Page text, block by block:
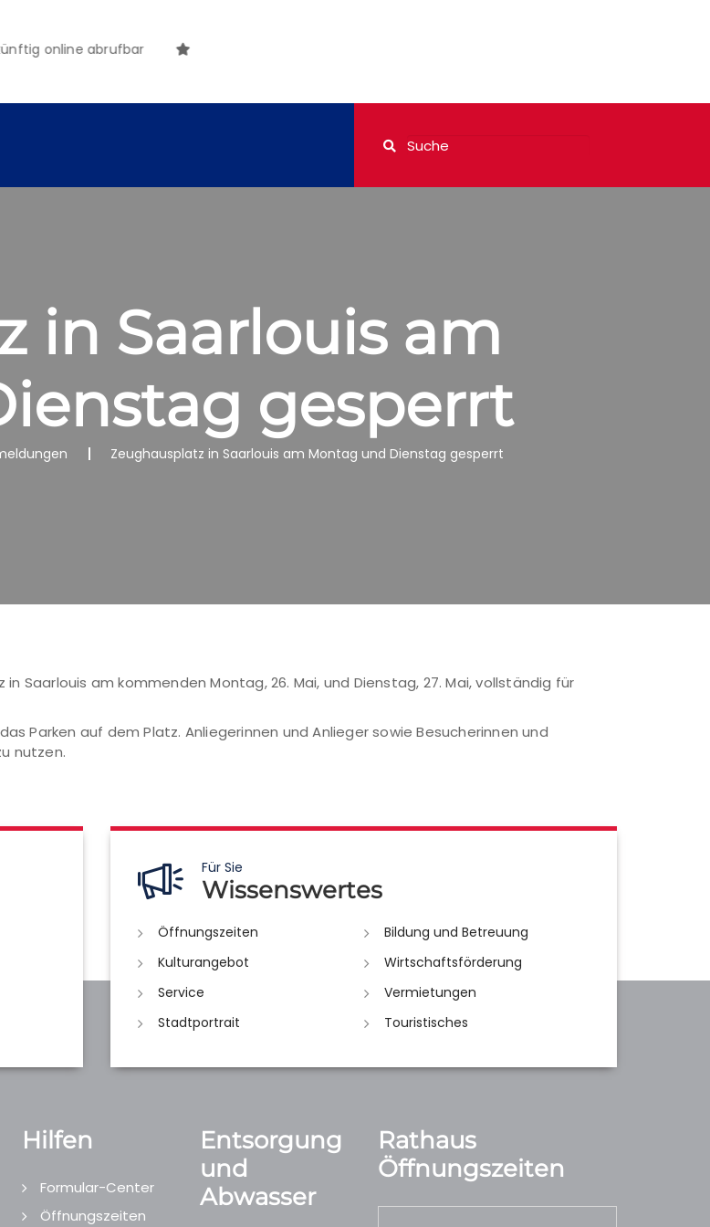
online abrufbar
in Saarlouis am
gesperrt
Zeughausplatz in Saarlouis am Montag und Dienstag gesperrt
Saarlouis am kommenden Montag, 26. Mai, und Dienstag, 27. Mai, vollständig für
Parken auf dem Platz. Anliegerinnen und Anlieger sowie Besucherinnen und
nutzen.
Für Sie
Wissenswertes
Öffnungszeiten
Bildung und Betreuung
Kulturangebot
Wirtschaftsförderung
Service
Vermietungen
Stadtportrait
Touristisches
Hilfen
Formular-Center
Öffnungszeiten
Entsorgung
und
Abwasser
Rathaus
Öffnungszeiten